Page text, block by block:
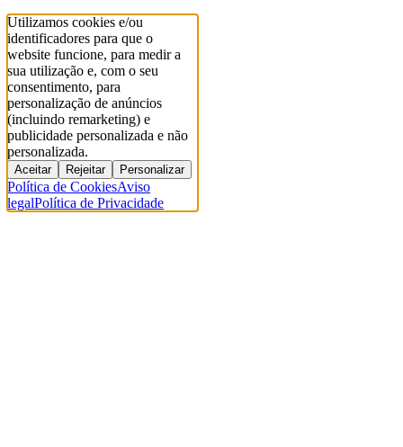
Utilizamos cookies e/ou
identificadores para que o
website funcione, para medir a
sua utilização e, com o seu
consentimento, para
personalização de anúncios
(incluindo remarketing) e
publicidade personalizada e não
personalizada.
Aceitar Rejeitar Personalizar
Política de CookiesAviso
legalPolítica de Privacidade